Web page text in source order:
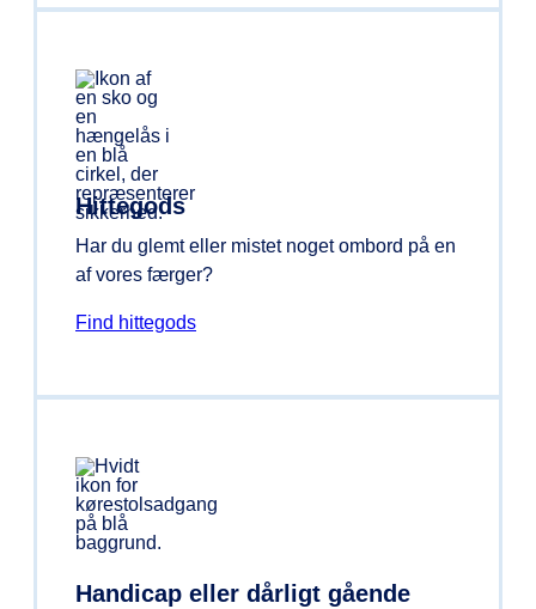
Hittegods
Har du glemt eller mistet noget ombord på en
af vores færger?
Find hittegods
Handicap eller dårligt gående